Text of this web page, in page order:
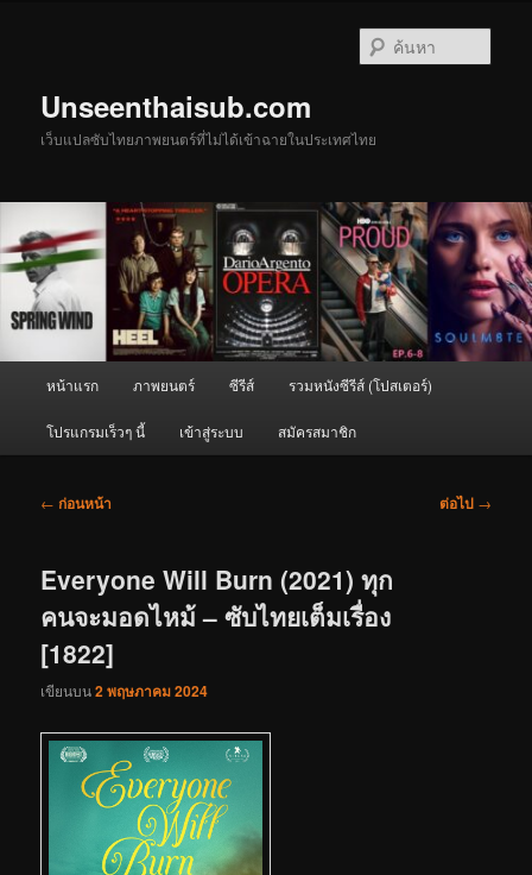
Unseenthaisub.com
เว็บแปลซับไทยภาพยนตร์ที่ไม่ได้เข้าฉายในประเทศไทย
หน้าแรก ภาพยนตร์ ซีรีส์ รวมหนังซีรีส์ (โปสเตอร์)
โปรแกรมเร็วๆ นี้ เข้าสู่ระบบ สมัครสมาชิก
เมนู
← ก่อนหน้า ต่อไป →
Everyone Will Burn (2021) ทุก
คนจะมอดไหม้ – ซับไทยเต็มเรื่อง
[1822]
เขียนบน2 พฤษภาคม 2024